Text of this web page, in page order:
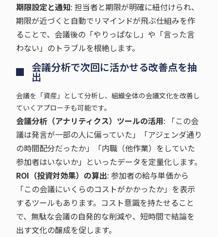
期限設定と通知: 担当者と期限が明確に紐付けられ、
期限が近づくと自動でリマインドが飛ぶ仕組みを作
ることで、会議後の「やりっぱなし」や「言った言
わない」のトラブルを根絶します。
会議分析で次回に活かせる改善点を抽
出
会議を「資産」として分析し、組織全体の会議文化を改善し
ていくアプローチも可能です。
会議分析（アナリティクス）ツールの活用: 「この会
議は発言が一部の人に偏っていた」「アジェンダ通り
の時間配分だったか」「内職（他作業）をしていた
参加者はいないか」といったデータを定量化します。
ROI（投資対効果）の算出: 参加者の給与単価から
「この会議にいくらのコストがかかったか」を表示
するツールもあります。コスト意識を持たせること
で、無駄な会議の自発的な削減や、短時間で結論を
出す文化の醸成を促します。